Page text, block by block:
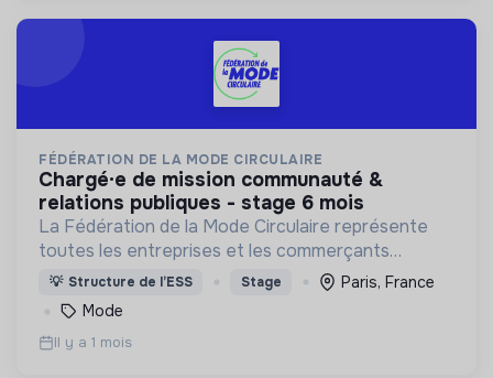
FÉDÉRATION DE LA MODE CIRCULAIRE
chargé·e de mission communauté &
relations publiques - stage 6 mois
La Fédération de la Mode Circulaire représente
toutes les entreprises et les commerçants
engagés dans la mode circulaire en portant les
valeurs d'une mode juste, transparente et
responsable.
💡 Structure de l’ESS Stage
Paris, France
Mode
Il y a 1 mois